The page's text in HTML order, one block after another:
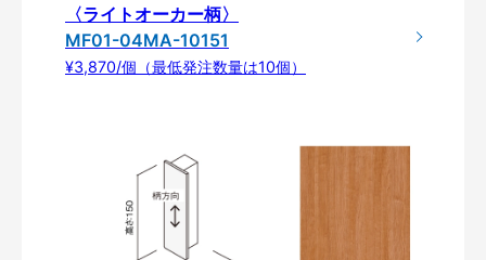
〈ライトオーカー柄〉
MF01-04MA-10151
¥3,870/個（最低発注数量は10個）